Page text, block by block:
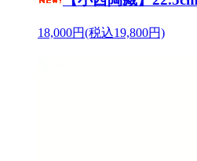
18,000円(税込19,800円)